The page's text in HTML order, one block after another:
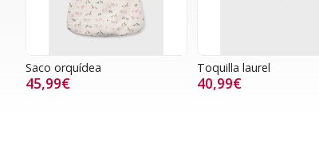
Saco orquídea
45,99€
Toquilla laurel
40,99€